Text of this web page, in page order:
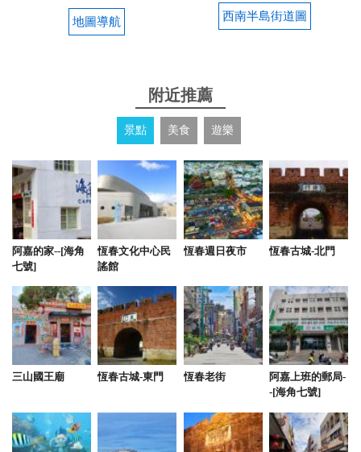
地圖導航 西南半島街道圖
附近推薦
景點 美食 遊樂
阿嘉的家--[海角
七號]
恆春文化中心民
謠館
恆春週日夜市 恆春古城-北門
三山國王廟 恆春古城-東門 恆春老街
阿嘉上班的郵局-
-[海角七號]